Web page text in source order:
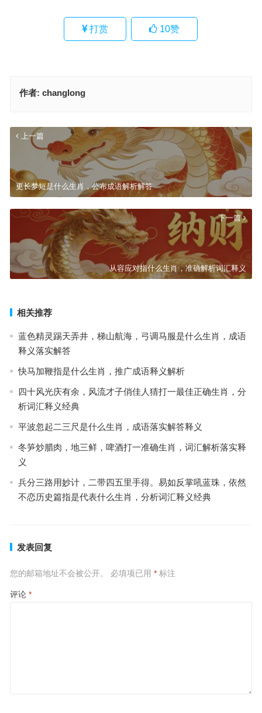
打赏 10赞
作者: changlong
上一篇
更长梦短是什么生肖，公布成语解析解答
下一篇
从容应对指什么生肖，准确解析词汇释义
相关推荐
蓝色精灵踢天弄井，梯山航海，弓调马服是什么生肖，成语
释义落实解答
快马加鞭指是什么生肖，推广成语释义解析
四十风光庆有余，风流才子俏佳人猜打一最佳正确生肖，分
析词汇释义经典
平波忽起二三尺是什么生肖，成语落实解答释义
冬笋炒腊肉，地三鲜，啤酒打一准确生肖，词汇解析落实释
义
兵分三路用妙计，二带四五里手得。易如反掌吼蓝珠，依然
不恋历史篇指是代表什么生肖，分析词汇释义经典
发表回复
您的邮箱地址不会被公开。 必填项已用 *标注
评论 *